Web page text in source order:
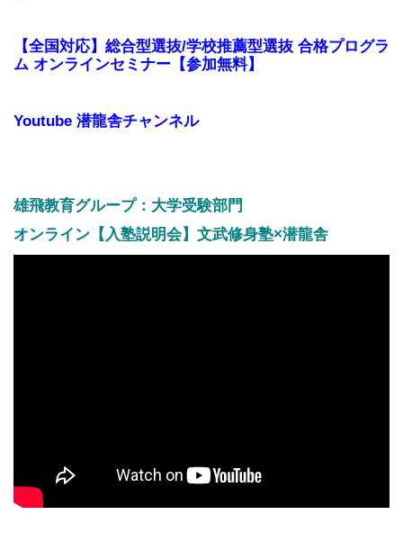
【全国対応】総合型選抜/学校推薦型選抜 合格プログラ
ム オンラインセミナー【参加無料】
Youtube 潜龍舎チャンネル
雄飛教育グループ：大学受験部門
オンライン【入塾説明会】文武修身塾×潜龍舎